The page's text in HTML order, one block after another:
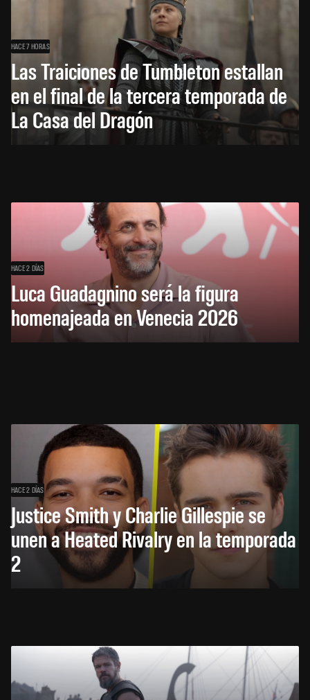
HACE 7 HORAS
Las Traiciones de Tumbleton estallan
en el final de la tercera temporada de
La Casa del Dragón
HACE 2 DÍAS
Luca Guadagnino será la figura
homenajeada en Venecia 2026
HACE 2 DÍAS
Justice Smith y Charlie Gillespie se
unen a Heated Rivalry en la temporada
2